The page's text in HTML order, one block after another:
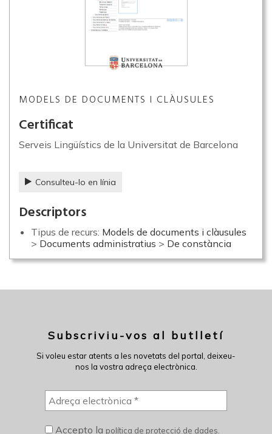
MODELS DE DOCUMENTS I CLÀUSULES
Certificat
Serveis Lingüístics de la Universitat de Barcelona
Consulteu-lo en línia
Descriptors
Tipus de recurs: Models de documents i clàusules
> Documents administratius > De constància
Subscriviu-vos al butlletí
Si voleu estar atents a les novetats del portal, deixeu-
nos la vostra adreça electrònica.
Accepto la política de protecció de dades.